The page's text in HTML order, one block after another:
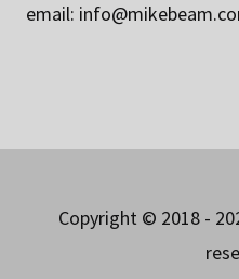
email:
Copyright © 2018 -